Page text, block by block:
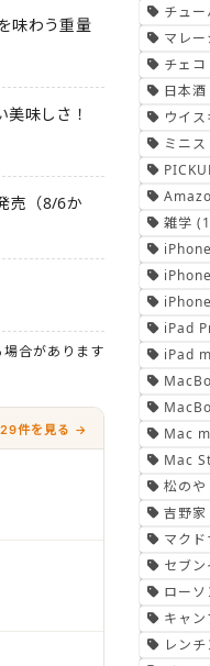
味わう重量
味しさ！
売（8/6か
場合があります
件を見る →
チュー
マレー
チェコ
日本酒
ウイス
ミニ
雑学
iPad
iPad
Mac
Mac
松のや
吉野家
マクド
セブ
ローソ
キャン
レン